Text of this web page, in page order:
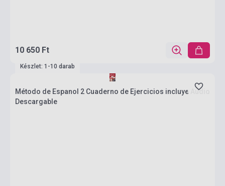
10 650 Ft
Készlet: 1-10 darab
Método de Espanol 2 Cuaderno de Ejercicios incluye Audio
Descargable